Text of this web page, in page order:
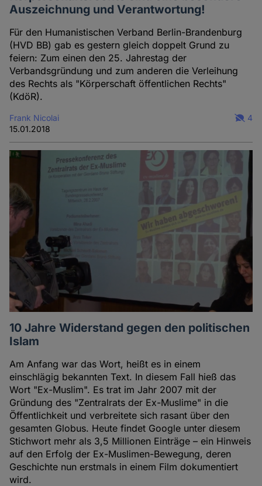
Auszeichnung und Verantwortung!
Für den Humanistischen Verband Berlin-Brandenburg
(HVD BB) gab es gestern gleich doppelt Grund zu
feiern: Zum einen den 25. Jahrestag der
Verbandsgründung und zum anderen die Verleihung
des Rechts als "Körperschaft öffentlichen Rechts"
(KdöR).
Frank Nicolai
15.01.2018
4
10 Jahre Widerstand gegen den politischen
Islam
Am Anfang war das Wort, heißt es in einem
einschlägig bekannten Text. In diesem Fall hieß das
Wort "Ex-Muslim". Es trat im Jahr 2007 mit der
Gründung des "Zentralrats der Ex-Muslime" in die
Öffentlichkeit und verbreitete sich rasant über den
gesamten Globus. Heute findet Google unter diesem
Stichwort mehr als 3,5 Millionen Einträge – ein Hinweis
auf den Erfolg der Ex-Muslimen-Bewegung, deren
Geschichte nun erstmals in einem Film dokumentiert
wird.